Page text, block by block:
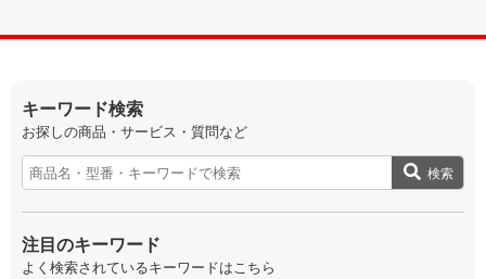
キーワード検索
お探しの商品・サービス・質問など
検索
注目のキーワード
よく検索されているキーワードはこちら